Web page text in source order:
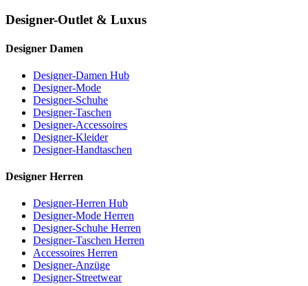
Designer-Outlet & Luxus
Designer Damen
Designer-Damen Hub
Designer-Mode
Designer-Schuhe
Designer-Taschen
Designer-Accessoires
Designer-Kleider
Designer-Handtaschen
Designer Herren
Designer-Herren Hub
Designer-Mode Herren
Designer-Schuhe Herren
Designer-Taschen Herren
Accessoires Herren
Designer-Anzüge
Designer-Streetwear